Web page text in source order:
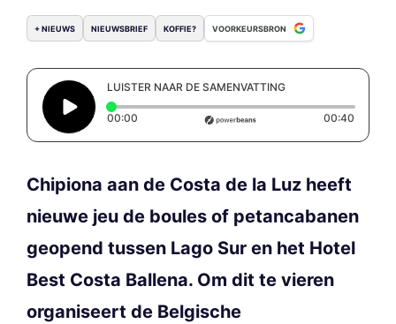
+ NIEUWS NIEUWSBRIEF KOFFIE? VOORKEURSBRON
LUISTER NAAR DE SAMENVATTING
00:00 Elapsed time: 0 seconds 00:40
Chipiona aan de Costa de la Luz heeft
nieuwe jeu de boules of petancabanen
geopend tussen Lago Sur en het Hotel
Best Costa Ballena. Om dit te vieren
organiseert de Belgische